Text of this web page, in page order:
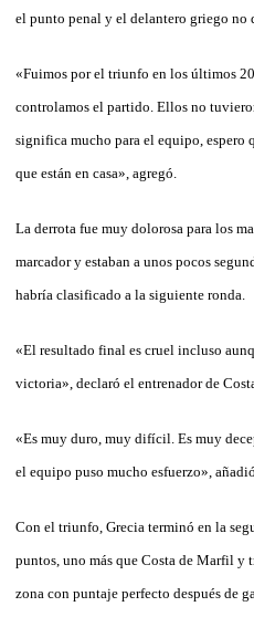
el punto penal y el delantero griego no
«Fuimos por el triunfo en los últimos
controlamos el partido. Ellos no
significa mucho para el equipo, espero
que están en casa», agregó.
La derrota fue muy dolorosa para los
marcador y estaban a unos pocos
habría clasificado a la siguiente ronda.
«El resultado final es cruel incluso
victoria», declaró el entrenador de
«Es muy duro, muy difícil. Es muy
el equipo puso mucho esfuerzo», añadió.
Con el triunfo, Grecia terminó en la
puntos, uno más que Costa de Marfil y
zona con puntaje perfecto después de